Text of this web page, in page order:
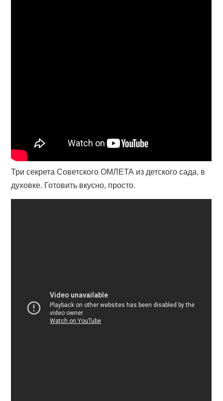
Три секрета Советского ОМЛЕТА из детского сада, в
духовке. Готовить вкусно, просто.